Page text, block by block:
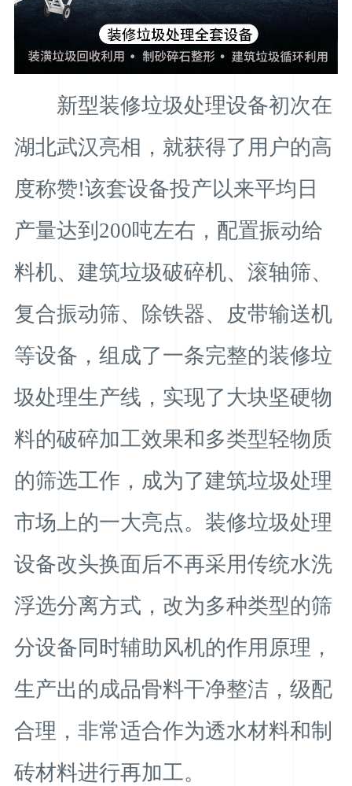
新型装修垃圾处理设备初次在
湖北武汉亮相，就获得了用户的高
度称赞!该套设备投产以来平均日
产量达到200吨左右，配置振动给
料机、建筑垃圾破碎机、滚轴筛、
复合振动筛、除铁器、皮带输送机
等设备，组成了一条完整的装修垃
圾处理生产线，实现了大块坚硬物
料的破碎加工效果和多类型轻物质
的筛选工作，成为了建筑垃圾处理
市场上的一大亮点。装修垃圾处理
设备改头换面后不再采用传统水洗
浮选分离方式，改为多种类型的筛
分设备同时辅助风机的作用原理，
生产出的成品骨料干净整洁，级配
合理，非常适合作为透水材料和制
砖材料进行再加工。